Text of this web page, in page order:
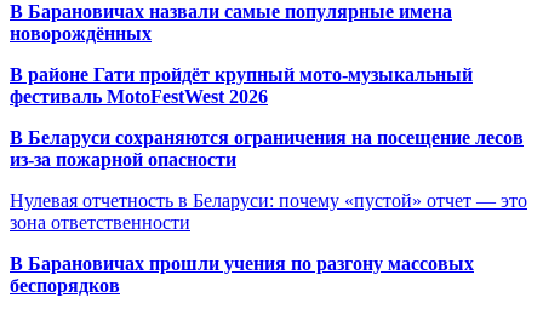
В Барановичах назвали самые популярные имена
новорождённых
В районе Гати пройдёт крупный мото-музыкальный
фестиваль MotoFestWest 2026
В Беларуси сохраняются ограничения на посещение лесов
из-за пожарной опасности
Нулевая отчетность в Беларуси: почему «пустой» отчет — это
зона ответственности
В Барановичах прошли учения по разгону массовых
беспорядков